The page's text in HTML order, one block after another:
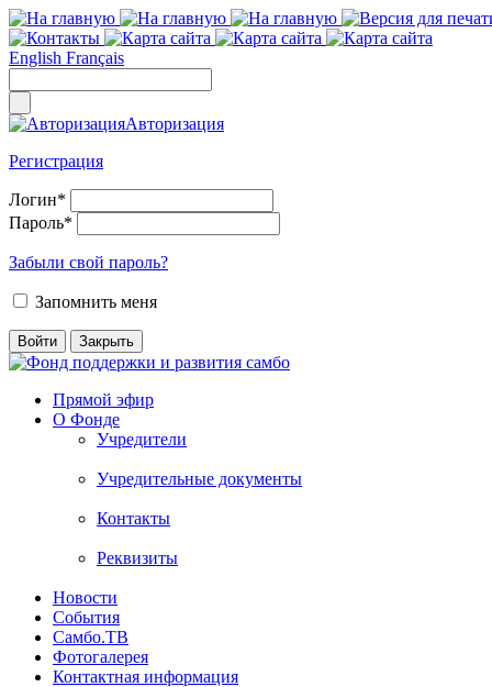
English Français
Авторизация
Регистрация
Логин*
Пароль*
Забыли свой пароль?
Запомнить меня
Прямой эфир
О Фонде
Учредители
Учредительные документы
Контакты
Реквизиты
Новости
События
Самбо.ТВ
Фотогалерея
Контактная информация